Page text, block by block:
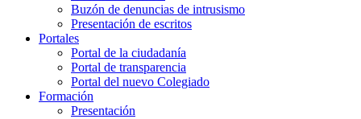
Buzón de denuncias de intrusismo
Presentación de escritos
Portales
Portal de la ciudadanía
Portal de transparencia
Portal del nuevo Colegiado
Formación
Presentación